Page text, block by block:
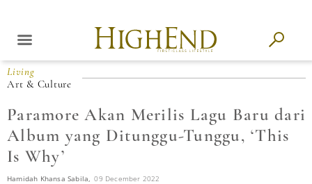
Living
Art & Culture
Paramore Akan Merilis Lagu Baru dari
Album yang Ditunggu-Tunggu, ‘This
Is Why’
Hamidah Khansa Sabila, 09 December 2022